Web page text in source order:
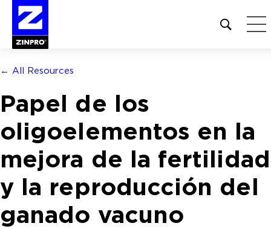
Open
site
← All Resources
Papel de los
oligoelementos en la
mejora de la fertilidad
y la reproducción del
ganado vacuno